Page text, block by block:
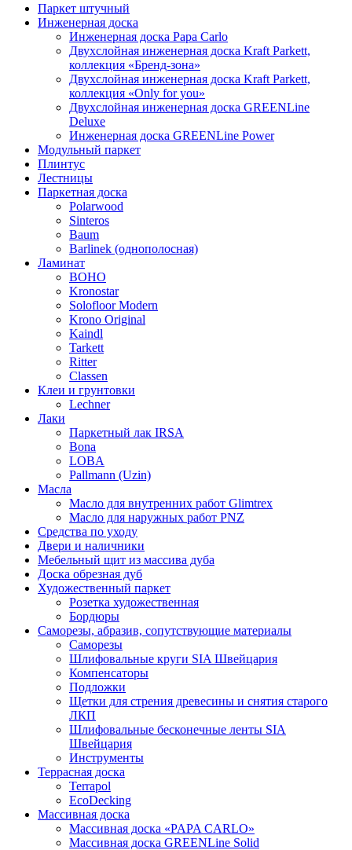
Паркет штучный
Инженерная доска
Инженерная доска Papa Carlo
Двухслойная инженерная доска Kraft Parkett,
коллекция «Бренд-зона»
Двухслойная инженерная доска Kraft Parkett,
коллекция «Only for you»
Двухслойная инженерная доска GREENLine
Deluxe
Инженерная доска GREENLine Power
Модульный паркет
Плинтус
Лестницы
Паркетная доска
Polarwood
Sinteros
Baum
Barlinek (однополосная)
Ламинат
BOHO
Kronostar
Solofloor Modern
Krono Original
Kaindl
Tarkett
Ritter
Classen
Клеи и грунтовки
Lechner
Лаки
Паркетный лак IRSA
Bona
LOBA
Pallmann (Uzin)
Масла
Масло для внутренних работ Glimtrex
Масло для наружных работ PNZ
Средства по уходу
Двери и наличники
Мебельный щит из массива дуба
Доска обрезная дуб
Художественный паркет
Розетка художественная
Бордюры
Саморезы, абразив, сопутствующие материалы
Саморезы
Шлифовальные круги SIA Швейцария
Компенсаторы
Подложки
Щетки для стрения древесины и снятия старого
ЛКП
Шлифовальные бесконечные ленты SIA
Швейцария
Инструменты
Террасная доска
Terrapol
EcoDecking
Массивная доска
Массивная доска «PAPA CARLO»
Массивная доска GREENLine Solid